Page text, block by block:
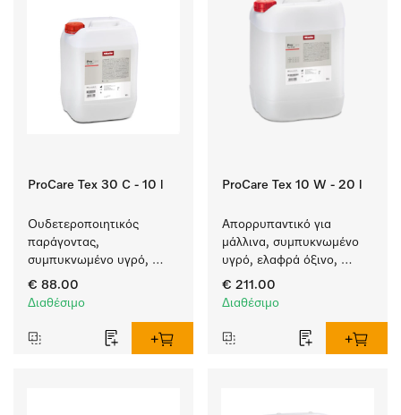
ProCare Tex 30 C - 10 l
Ουδετεροποιητικός
παράγοντας,
συμπυκνωμένο υγρό,
όξινο, 10 l για απόλυτη
προστασία των
αξιόπιστη
ουδετεροποίηση.
€ 88.00
Διαθέσιμο
ProCare Tex 10 W - 20 l
Απορρυπαντικό για
μάλλινα, συμπυκνωμένο
υγρό, ελαφρά όξινο,
20 l για πλύση μάλλινων
σε πλυντήρια ρούχων.
€ 211.00
Διαθέσιμο